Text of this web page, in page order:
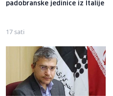
padobranske jedinice iz Italije
17 sati